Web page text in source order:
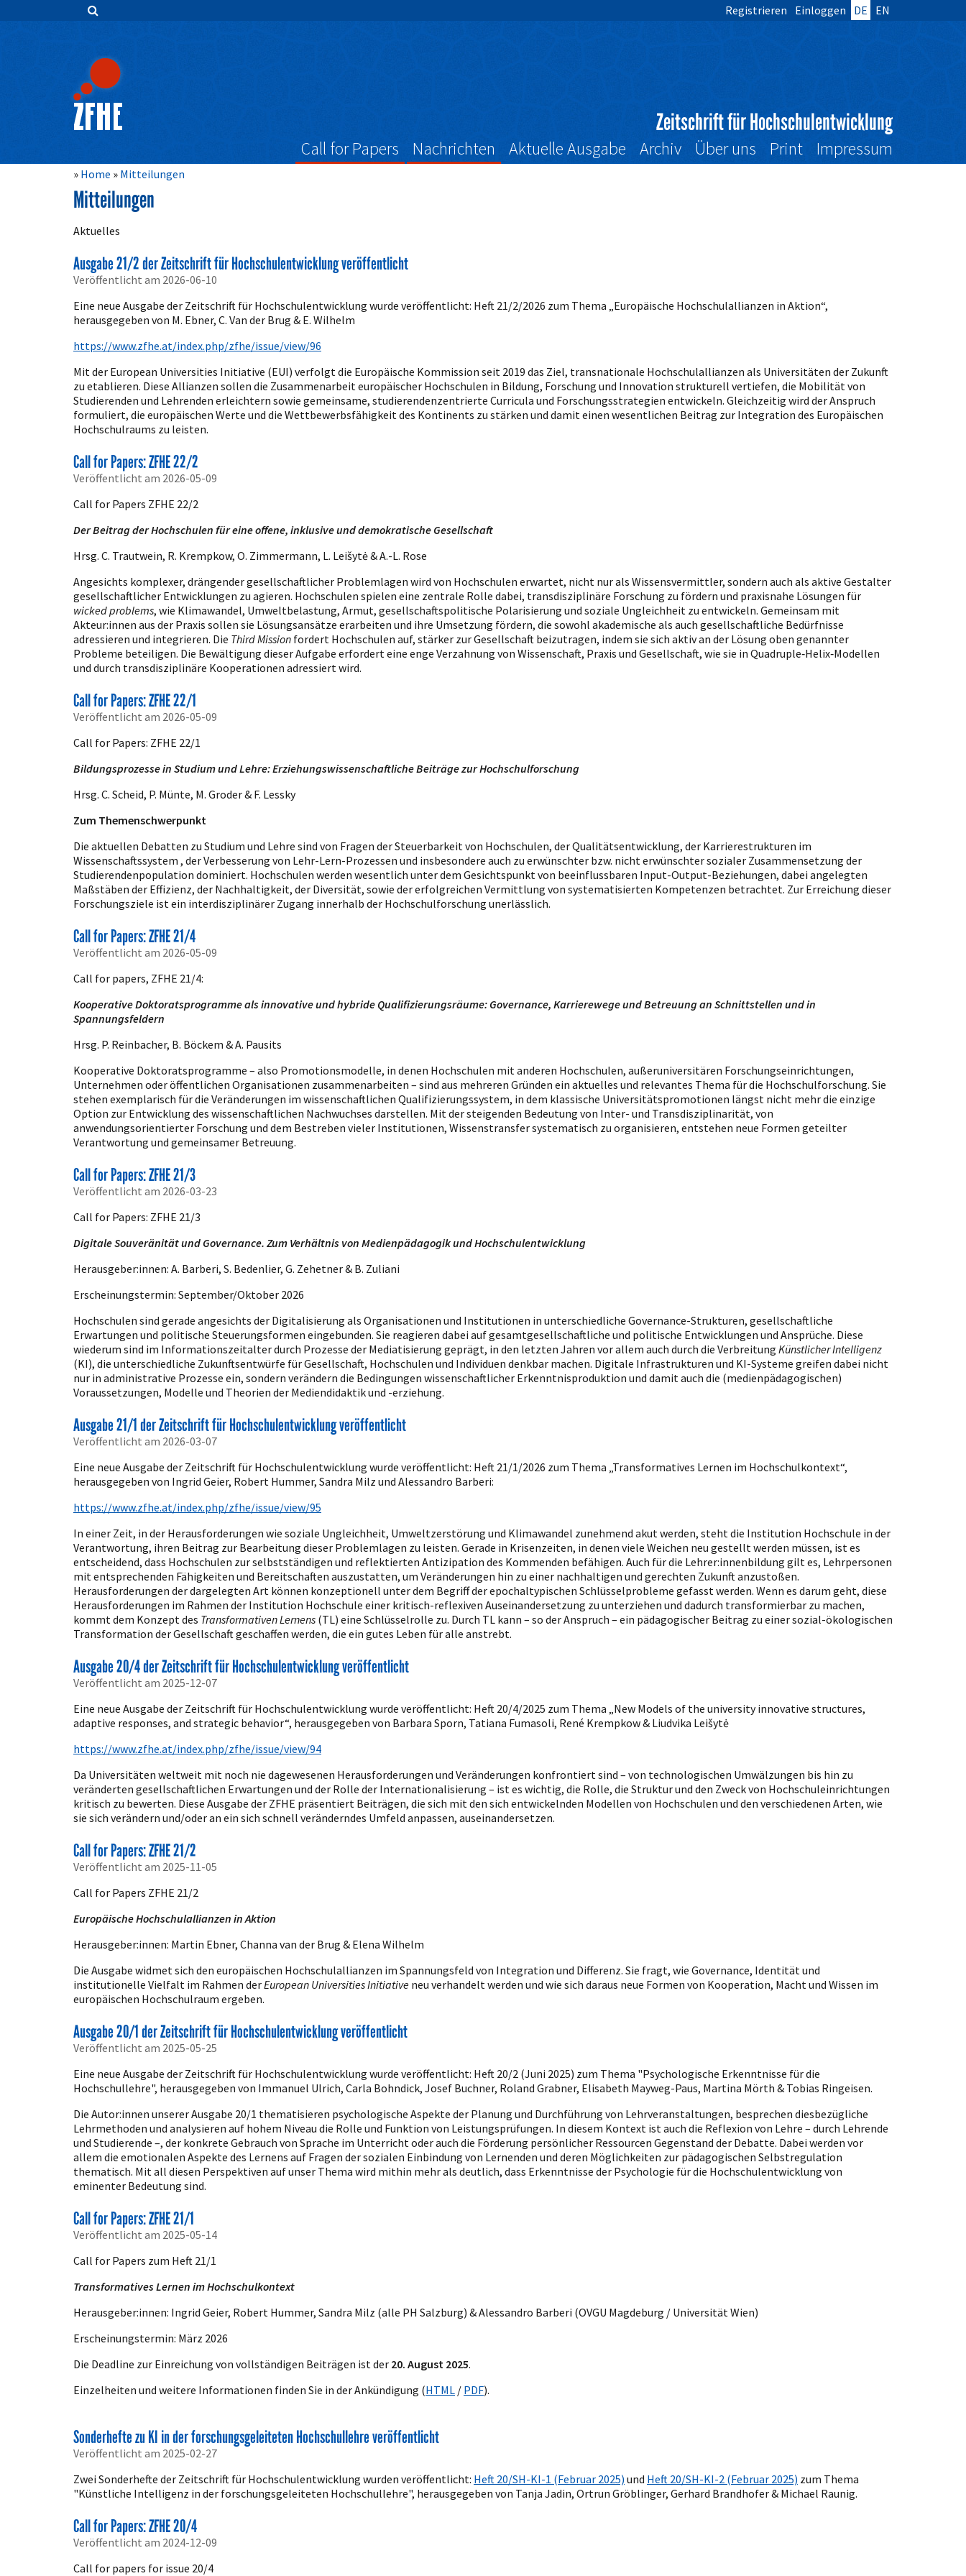
Zum
Hauptnavigation
Registrieren Einloggen DE EN
Zeitschrift für Hochschulentwicklung
Call for Papers Nachrichten Aktuelle Ausgabe Archiv Über uns Print Impressum
Home Mitteilungen
Mitteilungen
Aktuelles
Ausgabe 21/2 der Zeitschrift für Hochschulentwicklung veröffentlicht
Veröffentlicht am 2026-06-10
Eine neue Ausgabe der Zeitschrift für Hochschulentwicklung wurde veröffentlicht: Heft 21/2/2026 zum Thema „Europäische Hochschulallianzen in Aktion“,
herausgegeben von M. Ebner, C. Van der Brug & E. Wilhelm
https://www.zfhe.at/index.php/zfhe/issue/view/96
Mit der European Universities Initiative (EUI) verfolgt die Europäische Kommission seit 2019 das Ziel, transnationale Hochschulallianzen als Universitäten der Zukunft
zu etablieren. Diese Allianzen sollen die Zusammenarbeit europäischer Hochschulen in Bildung, Forschung und Innovation strukturell vertiefen, die Mobilität von
Studierenden und Lehrenden erleichtern sowie gemeinsame, studierendenzentrierte Curricula und Forschungsstrategien entwickeln. Gleichzeitig wird der Anspruch
formuliert, die europäischen Werte und die Wettbewerbsfähigkeit des Kontinents zu stärken und damit einen wesentlichen Beitrag zur Integration des Europäischen
Hochschulraums zu leisten.
Call for Papers: ZFHE 22/2
Veröffentlicht am 2026-05-09
Call for Papers ZFHE 22/2
Der Beitrag der Hochschulen für eine offene, inklusive und demokratische Gesellschaft
Hrsg. C. Trautwein, R. Krempkow, O. Zimmermann, L. Leišytė & A.-L. Rose
Angesichts komplexer, drängender gesellschaftlicher Problemlagen wird von Hochschulen erwartet, nicht nur als Wissensvermittler, sondern auch als aktive Gestalter
gesellschaftlicher Entwicklungen zu agieren. Hochschulen spielen eine zentrale Rolle dabei, transdisziplinäre Forschung zu fördern und praxisnahe Lösungen für
wicked problems, wie Klimawandel, Umweltbelastung, Armut, gesellschaftspolitische Polarisierung und soziale Ungleichheit zu entwickeln. Gemeinsam mit
Akteur:innen aus der Praxis sollen sie Lösungsansätze erarbeiten und ihre Umsetzung fördern, die sowohl akademische als auch gesellschaftliche Bedürfnisse
adressieren und integrieren. Die Third Mission fordert Hochschulen auf, stärker zur Gesellschaft beizutragen, indem sie sich aktiv an der Lösung oben genannter
Probleme beteiligen. Die Bewältigung dieser Aufgabe erfordert eine enge Verzahnung von Wissenschaft, Praxis und Gesellschaft, wie sie in Quadruple‑Helix‑Modellen
und durch transdisziplinäre Kooperationen adressiert wird.
Call for Papers: ZFHE 22/1
Veröffentlicht am 2026-05-09
Call for Papers: ZFHE 22/1
Bildungsprozesse in Studium und Lehre: Erziehungswissenschaftliche Beiträge zur Hochschulforschung
Hrsg. C. Scheid, P. Münte, M. Groder & F. Lessky
Zum Themenschwerpunkt
Die aktuellen Debatten zu Studium und Lehre sind von Fragen der Steuerbarkeit von Hochschulen, der Qualitätsentwicklung, der Karrierestrukturen im
Wissenschaftssystem , der Verbesserung von Lehr-Lern-Prozessen und insbesondere auch zu erwünschter bzw. nicht erwünschter sozialer Zusammensetzung der
Studierendenpopulation dominiert. Hochschulen werden wesentlich unter dem Gesichtspunkt von beeinflussbaren Input-Output-Beziehungen, dabei angelegten
Maßstäben der Effizienz, der Nachhaltigkeit, der Diversität, sowie der erfolgreichen Vermittlung von systematisierten Kompetenzen betrachtet. Zur Erreichung dieser
Forschungsziele ist ein interdisziplinärer Zugang innerhalb der Hochschulforschung unerlässlich.
Call for Papers: ZFHE 21/4
Veröffentlicht am 2026-05-09
Call for papers, ZFHE 21/4:
Kooperative Doktoratsprogramme als innovative und hybride Qualifizierungsräume: Governance, Karrierewege und Betreuung an Schnittstellen und in
Spannungsfeldern
Hrsg. P. Reinbacher, B. Böckem & A. Pausits
Kooperative Doktoratsprogramme – also Promotionsmodelle, in denen Hochschulen mit anderen Hochschulen, außeruniversitären Forschungseinrichtungen,
Unternehmen oder öffentlichen Organisationen zusammenarbeiten – sind aus mehreren Gründen ein aktuelles und relevantes Thema für die Hochschulforschung. Sie
stehen exemplarisch für die Veränderungen im wissenschaftlichen Qualifizierungssystem, in dem klassische Universitätspromotionen längst nicht mehr die einzige
Option zur Entwicklung des wissenschaftlichen Nachwuchses darstellen. Mit der steigenden Bedeutung von Inter- und Transdisziplinarität, von
anwendungsorientierter Forschung und dem Bestreben vieler Institutionen, Wissenstransfer systematisch zu organisieren, entstehen neue Formen geteilter
Verantwortung und gemeinsamer Betreuung.
Call for Papers: ZFHE 21/3
Veröffentlicht am 2026-03-23
Call for Papers: ZFHE 21/3
Digitale Souveränität und Governance. Zum Verhältnis von Medienpädagogik und Hochschulentwicklung
Herausgeber:innen: A. Barberi, S. Bedenlier, G. Zehetner & B. Zuliani
Erscheinungstermin: September/Oktober 2026
Hochschulen sind gerade angesichts der Digitalisierung als Organisationen und Institutionen in unterschiedliche Governance-Strukturen, gesellschaftliche
Erwartungen und politische Steuerungsformen eingebunden. Sie reagieren dabei auf gesamtgesellschaftliche und politische Entwicklungen und Ansprüche. Diese
wiederum sind im Informationszeitalter durch Prozesse der Mediatisierung geprägt, in den letzten Jahren vor allem auch durch die Verbreitung Künstlicher Intelligenz
(KI), die unterschiedliche Zukunftsentwürfe für Gesellschaft, Hochschulen und Individuen denkbar machen. Digitale Infrastrukturen und KI-Systeme greifen dabei nicht
nur in administrative Prozesse ein, sondern verändern die Bedingungen wissenschaftlicher Erkenntnisproduktion und damit auch die (medienpädagogischen)
Voraussetzungen, Modelle und Theorien der Mediendidaktik und -erziehung.
Ausgabe 21/1 der Zeitschrift für Hochschulentwicklung veröffentlicht
Veröffentlicht am 2026-03-07
Eine neue Ausgabe der Zeitschrift für Hochschulentwicklung wurde veröffentlicht: Heft 21/1/2026 zum Thema „Transformatives Lernen im Hochschulkontext“,
herausgegeben von Ingrid Geier, Robert Hummer, Sandra Milz und Alessandro Barberi:
https://www.zfhe.at/index.php/zfhe/issue/view/95
In einer Zeit, in der Herausforderungen wie soziale Ungleichheit, Umweltzerstörung und Klimawandel zunehmend akut werden, steht die Institution Hochschule in der
Verantwortung, ihren Beitrag zur Bearbeitung dieser Problemlagen zu leisten. Gerade in Krisenzeiten, in denen viele Weichen neu gestellt werden müssen, ist es
entscheidend, dass Hochschulen zur selbstständigen und reflektierten Antizipation des Kommenden befähigen. Auch für die Lehrer:innenbildung gilt es, Lehrpersonen
mit entsprechenden Fähigkeiten und Bereitschaften auszustatten, um Veränderungen hin zu einer nachhaltigen und gerechten Zukunft anzustoßen.
Herausforderungen der dargelegten Art können konzeptionell unter dem Begriff der epochaltypischen Schlüsselprobleme gefasst werden. Wenn es darum geht, diese
Herausforderungen im Rahmen der Institution Hochschule einer kritisch-reflexiven Auseinandersetzung zu unterziehen und dadurch transformierbar zu machen,
kommt dem Konzept des Transformativen Lernens (TL) eine Schlüsselrolle zu. Durch TL kann – so der Anspruch – ein pädagogischer Beitrag zu einer sozial-ökologischen
Transformation der Gesellschaft geschaffen werden, die ein gutes Leben für alle anstrebt.
Ausgabe 20/4 der Zeitschrift für Hochschulentwicklung veröffentlicht
Veröffentlicht am 2025-12-07
Eine neue Ausgabe der Zeitschrift für Hochschulentwicklung wurde veröffentlicht: Heft 20/4/2025 zum Thema „New Models of the university innovative structures,
adaptive responses, and strategic behavior“, herausgegeben von Barbara Sporn, Tatiana Fumasoli, René Krempkow & Liudvika Leišytė
https://www.zfhe.at/index.php/zfhe/issue/view/94
Da Universitäten weltweit mit noch nie dagewesenen Herausforderungen und Veränderungen konfrontiert sind – von technologischen Umwälzungen bis hin zu
veränderten gesellschaftlichen Erwartungen und der Rolle der Internationalisierung – ist es wichtig, die Rolle, die Struktur und den Zweck von Hochschuleinrichtungen
kritisch zu bewerten. Diese Ausgabe der ZFHE präsentiert Beiträgen, die sich mit den sich entwickelnden Modellen von Hochschulen und den verschiedenen Arten, wie
sie sich verändern und/oder an ein sich schnell veränderndes Umfeld anpassen, auseinandersetzen.
Call for Papers: ZFHE 21/2
Veröffentlicht am 2025-11-05
Call for Papers ZFHE 21/2
Europäische Hochschulallianzen in Aktion
Herausgeber:innen: Martin Ebner, Channa van der Brug & Elena Wilhelm
Die Ausgabe widmet sich den europäischen Hochschulallianzen im Spannungsfeld von Integration und Differenz. Sie fragt, wie Governance, Identität und
institutionelle Vielfalt im Rahmen derEuropean Universities Initiative neu verhandelt werden und wie sich daraus neue Formen von Kooperation, Macht und Wissen im
europäischen Hochschulraum ergeben.
Ausgabe 20/1 der Zeitschrift für Hochschulentwicklung veröffentlicht
Veröffentlicht am 2025-05-25
Eine neue Ausgabe der Zeitschrift für Hochschulentwicklung wurde veröffentlicht: Heft 20/2 (Juni 2025) zum Thema "Psychologische Erkenntnisse für die
Hochschullehre", herausgegeben von Immanuel Ulrich, Carla Bohndick, Josef Buchner, Roland Grabner, Elisabeth Mayweg-Paus, Martina Mörth & Tobias Ringeisen.
Die Autor:innen unserer Ausgabe 20/1 thematisieren psychologische Aspekte der Planung und Durchführung von Lehrveranstaltungen, besprechen diesbezügliche
Lehrmethoden und analysieren auf hohem Niveau die Rolle und Funktion von Leistungsprüfungen. In diesem Kontext ist auch die Reflexion von Lehre – durch Lehrende
und Studierende –, der konkrete Gebrauch von Sprache im Unterricht oder auch die Förderung persönlicher Ressourcen Gegenstand der Debatte. Dabei werden vor
allem die emotionalen Aspekte des Lernens auf Fragen der sozialen Einbindung von Lernenden und deren Möglichkeiten zur pädagogischen Selbstregulation
thematisch. Mit all diesen Perspektiven auf unser Thema wird mithin mehr als deutlich, dass Erkenntnisse der Psychologie für die Hochschulentwicklung von
eminenter Bedeutung sind.
Call for Papers: ZFHE 21/1
Veröffentlicht am 2025-05-14
Call for Papers zum Heft 21/1
Transformatives Lernen im Hochschulkontext
Herausgeber:innen: Ingrid Geier, Robert Hummer, Sandra Milz (alle PH Salzburg) & Alessandro Barberi (OVGU Magdeburg / Universität Wien)
Erscheinungstermin: März 2026
Die Deadline zur Einreichung von vollständigen Beiträgen ist der 20. August 2025.
Einzelheiten und weitere Informationen finden Sie in der Ankündigung (HTML / PDF).
Sonderhefte zu KI in der forschungsgeleiteten Hochschullehre veröffentlicht
Veröffentlicht am 2025-02-27
Zwei Sonderhefte der Zeitschrift für Hochschulentwicklung wurden veröffentlicht: Heft 20/SH-KI-1 (Februar 2025) und Heft 20/SH-KI-2 (Februar 2025) zum Thema
"Künstliche Intelligenz in der forschungsgeleiteten Hochschullehre", herausgegeben von Tanja Jadin, Ortrun Gröblinger, Gerhard Brandhofer & Michael Raunig.
Call for Papers: ZFHE 20/4
Veröffentlicht am 2024-12-09
Call for papers for issue 20/4